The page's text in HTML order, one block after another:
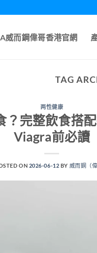
威而鋼偉哥香港官網
TAG
两性健康
？完整飲食搭
Viagra前必讀
ON 2026-06-12 BY 威而鋼（偉